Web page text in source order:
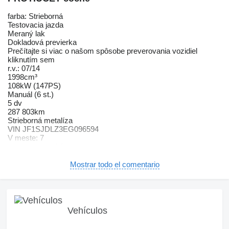
farba: Strieborná
Testovacia jazda
Meraný lak
Dokladová previerka
Prečítajte si viac o našom spôsobe preverovania vozidiel
kliknutím sem
r.v.: 07/14
1998cm³
108kW (147PS)
Manuál (6 st.)
5 dv
287 803km
Strieborná metalíza
VIN JF1SJDLZ3EG096594
V meste: 7
Systém kontroly tlaku v pneumatikách (TPMS)
Multifunkčný volant
Mostrar todo el comentario
Vehículos